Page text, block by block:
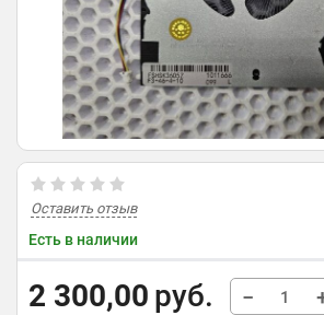
Оставить отзыв
Есть в наличии
2 300,00 руб. −